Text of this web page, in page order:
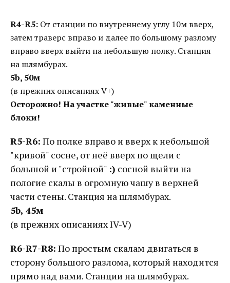
R4-R5: От станции по внутреннему углу 10м вверх,
затем траверс вправо и далее по большому разлому
вправо вверх выйти на небольшую полку. Станция
на шлямбурах.
5b, 50м
(в прежних описаниях V+)
Осторожно! На участке "живые" каменные
блоки!
R5-R6: По полке вправо и вверх к небольшой
"кривой" сосне, от неё вверх по щели с
большой и "стройной" :) сосной выйти на
пологие скалы в огромную чашу в верхней
части стены. Станция на шлямбурах.
5b, 45м
(в прежних описаниях IV-V)
R6-R7-R8: По простым скалам двигаться в
сторону большого разлома, который находится
прямо над вами. Станции на шлямбурах.